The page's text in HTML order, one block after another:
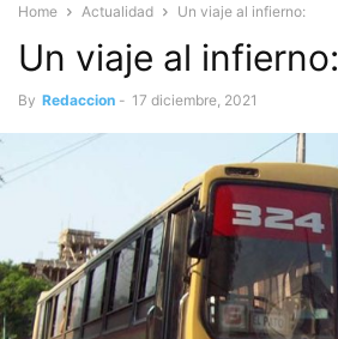
Home Actualidad Un viaje al infierno:
Un viaje al infierno:
By Redaccion - 17 diciembre, 2021